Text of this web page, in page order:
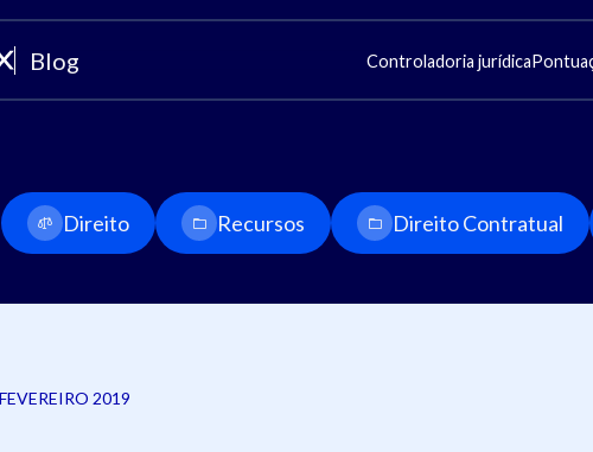
Blog Controladoria jurídica
Direito Recursos Direito Contratual
2019